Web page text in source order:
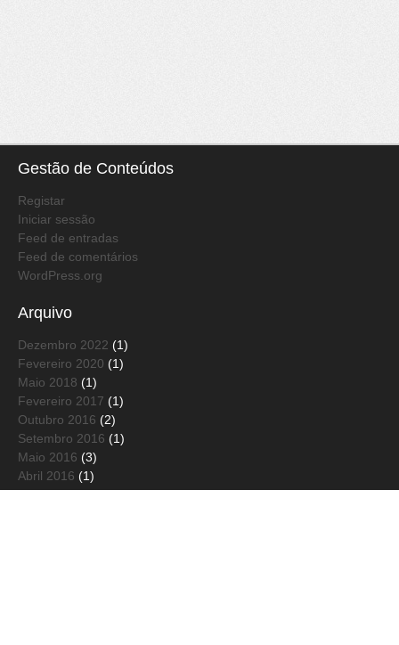
Gestão de Conteúdos
Registar
Iniciar sessão
Feed de entradas
Feed de comentários
WordPress.org
Arquivo
Dezembro 2022 (1)
Fevereiro 2020 (1)
Maio 2018 (1)
Fevereiro 2017 (1)
Outubro 2016 (2)
Setembro 2016 (1)
Maio 2016 (3)
Abril 2016 (1)
Março 2016(1)